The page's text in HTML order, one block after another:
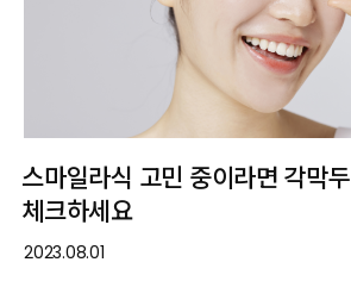
스마일라식 고민 중이라면 각막
체크하세요
2023.08.01